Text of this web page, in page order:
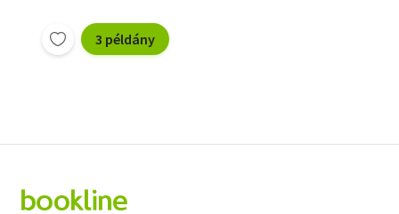
3 példány